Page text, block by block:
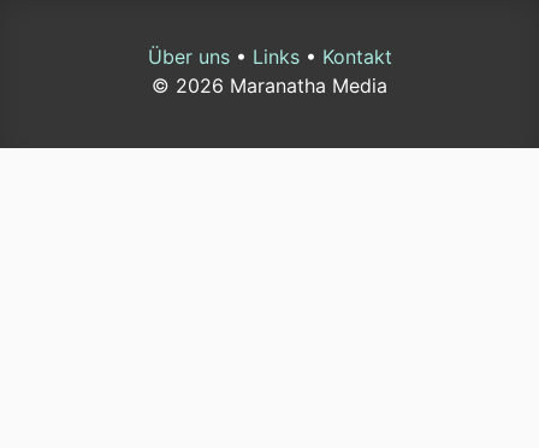
Über uns• Links• Kontakt
© 2026 Maranatha Media